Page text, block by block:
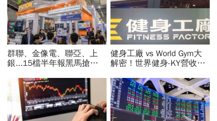
群聯、金像電、聯亞、上
銀...15檔半年報黑馬搶先
標...真能複製鈺創、晶豪科
噴一波？
健身工廠 vs World Gym大
解密！世界健身-KY營收大
課、會籍…誰才是真正賺錢
金雞母？